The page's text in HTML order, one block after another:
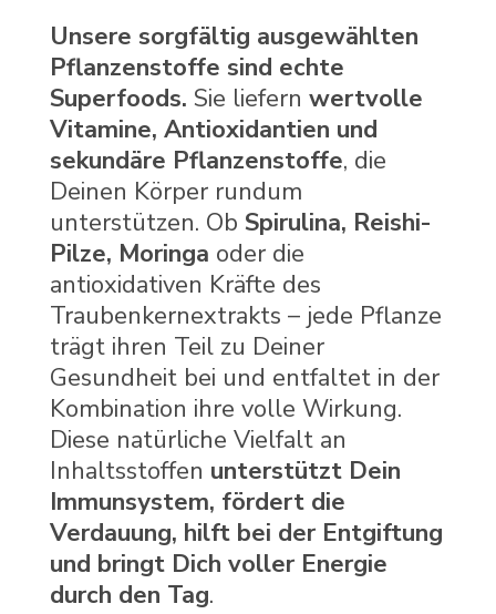
Unsere sorgfältig ausgewählten
Pflanzenstoffe sind echte
Superfoods. Sie liefern wertvolle
Vitamine, Antioxidantien und
sekundäre Pflanzenstoffe, die
Deinen Körper rundum
unterstützen. Ob Spirulina, Reishi-
Pilze, Moringa oder die
antioxidativen Kräfte des
Traubenkernextrakts – jede Pflanze
trägt ihren Teil zu Deiner
Gesundheit bei und entfaltet in der
Kombination ihre volle Wirkung.
Diese natürliche Vielfalt an
Inhaltsstoffen unterstützt Dein
Immunsystem, fördert die
Verdauung, hilft bei der Entgiftung
und bringt Dich voller Energie
durch den Tag.